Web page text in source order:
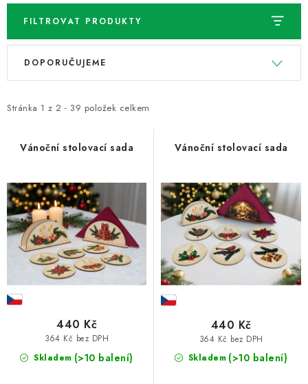
FILTROVAT PRODUKTY
V
i
o
d
u
ů
Stránka 1 z 2 - 39 položek celkem
Ř
e
r
o
d
t
ů
DOPORUČUJEME
Vánoční stolovací sada
Skladem (>10 balení)
364 Kč bez DPH
440 Kč
Vánoční stolovací sada
Skladem (>10 balení)
364 Kč bez DPH
440 Kč